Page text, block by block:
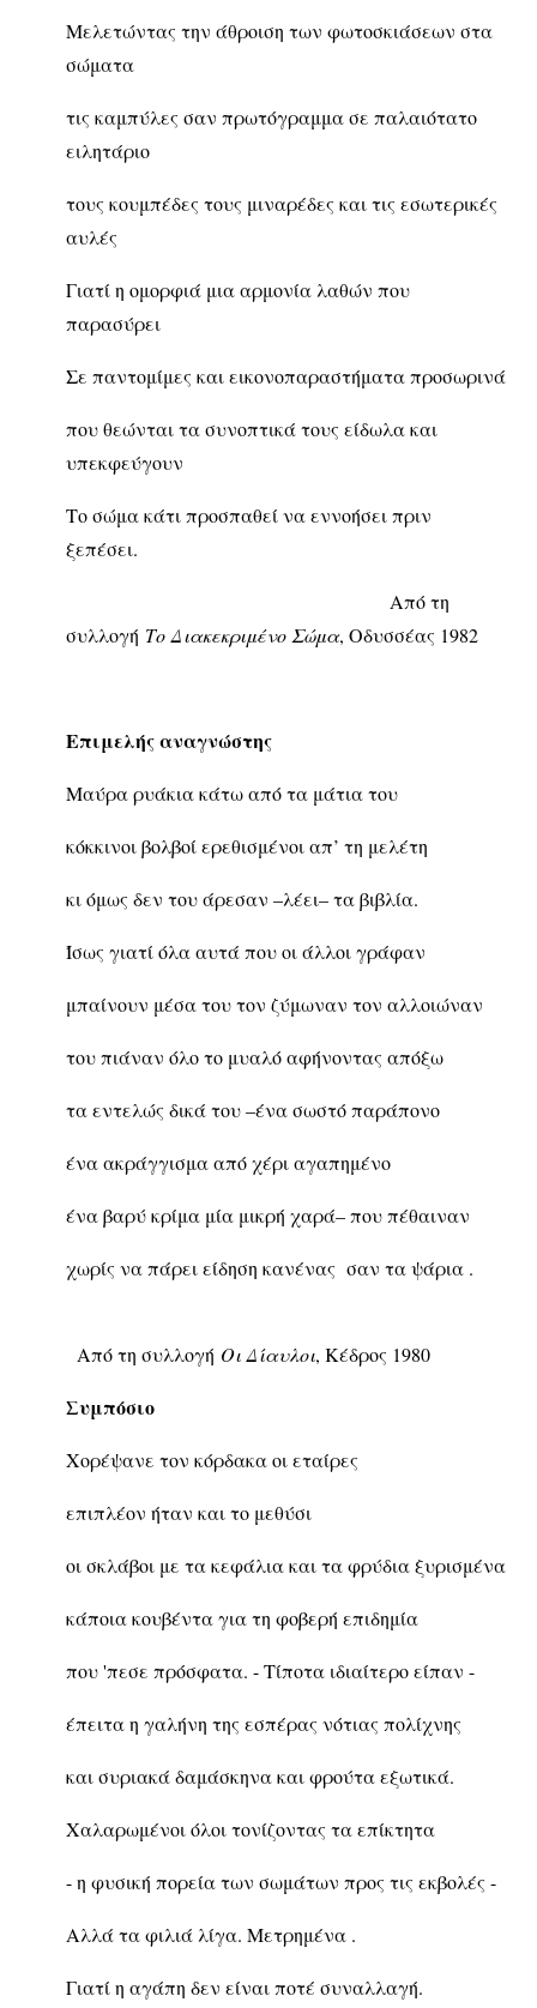
Μελετώντας την άθροιση των φωτοσκιάσεων στα
σώματα
τις καμπύλες σαν πρωτόγραμμα σε παλαιότατο
ειλητάριο
τους κουμπέδες τους μιναρέδες και τις εσωτερικές
αυλές
Γιατί η ομορφιά μια αρμονία λαθών που
παρασύρει
Σε παντομίμες και εικονοπαραστήματα προσωρινά
που θεώνται τα συνοπτικά τους είδωλα και
υπεκφεύγουν
Το σώμα κάτι προσπαθεί να εννοήσει πριν
ξεπέσει.
Από τη
συλλογή Το Διακεκριμένο Σώμα, Οδυσσέας 1982
Επιμελής αναγνώστης
Μαύρα ρυάκια κάτω από τα μάτια του
κόκκινοι βολβοί ερεθισμένοι απ’ τη μελέτη
κι όμως δεν του άρεσαν –λέει– τα βιβλία.
Ίσως γιατί όλα αυτά που οι άλλοι γράφαν
μπαίνουν μέσα του τον ζύμωναν τον αλλοιώναν
του πιάναν όλο το μυαλό αφήνοντας απόξω
τα εντελώς δικά του –ένα σωστό παράπονο
ένα ακράγγισμα από χέρι αγαπημένο
ένα βαρύ κρίμα μία μικρή χαρά– που πέθαιναν
χωρίς να πάρει είδηση κανένας σαν τα ψάρια .
Από τη συλλογή Οι Δίαυλοι, Κέδρος 1980
Συμπόσιο
Χορέψανε τον κόρδακα οι εταίρες
επιπλέον ήταν και το μεθύσι
οι σκλάβοι με τα κεφάλια και τα φρύδια ξυρισμένα
κάποια κουβέντα για τη φοβερή επιδημία
που 'πεσε πρόσφατα. - Τίποτα ιδιαίτερο είπαν -
έπειτα η γαλήνη της εσπέρας νότιας πολίχνης
και συριακά δαμάσκηνα και φρούτα εξωτικά.
Χαλαρωμένοι όλοι τονίζοντας τα επίκτητα
- η φυσική πορεία των σωμάτων προς τις εκβολές -
Αλλά τα φιλιά λίγα. Μετρημένα .
Γιατί η αγάπη δεν είναι ποτέ συναλλαγή.